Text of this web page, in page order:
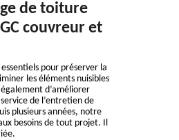
de toiture
couvreur et
pour préserver la
les éléments nuisibles
d’améliorer
de l’entretien de
plusieurs années, notre
besoins de tout projet. Il